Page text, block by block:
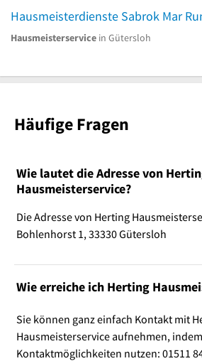
Hausmeisterdienste Sabrok Mar
Hausmeisterservice in Gütersloh
Häufige Fragen
Wie lautet die Adresse von
Hausmeisterservice?
Die Adresse von Herting
Bohlenhorst 1, 33330 Gütersloh
Wie erreiche ich Herting
Sie können ganz einfach Kontakt mit
Hausmeisterservice aufnehmen,
Kontaktmöglichkeiten nutzen: 01511